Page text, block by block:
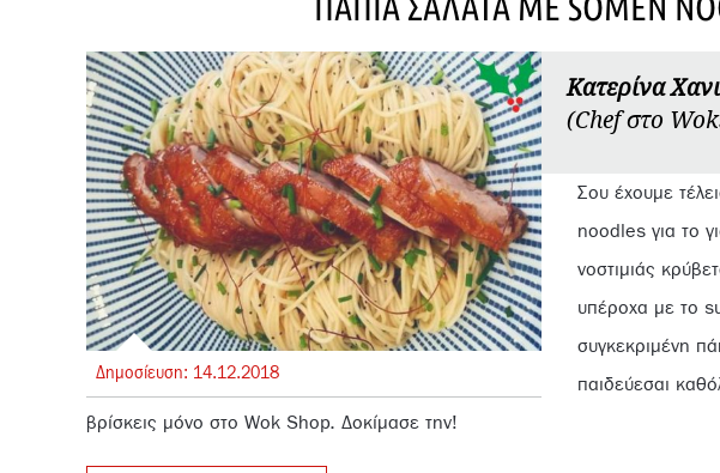
Δημοσίευση: 14.12.2018
Κατερίνα
(Chef στο
Σου έχουμε
noodles για το
νοστιμιάς
υπέροχα με το
συγκεκριμένη
παιδεύεσαι
βρίσκεις μόνο στο Wok Shop. Δοκίμασε την!